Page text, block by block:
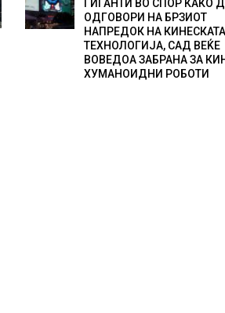
ГИГАНТИ ВО СПОР КАКО
ОДГОВОРИ НА БРЗИОТ
НАПРЕДОК НА КИНЕСКАТА
ТЕХНОЛОГИЈА, САД ВЕЌЕ
ВОВЕДОА ЗАБРАНА ЗА
ХУМАНОИДНИ РОБОТИ